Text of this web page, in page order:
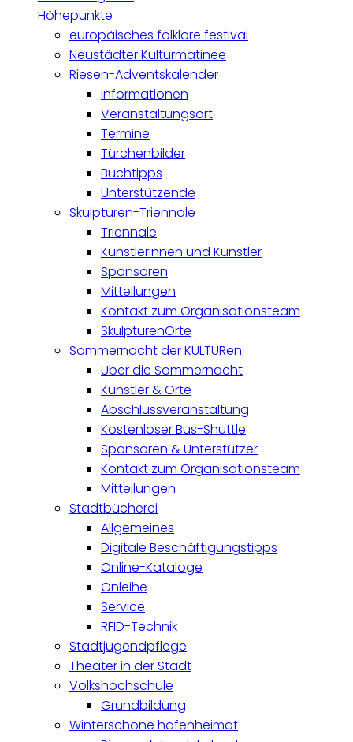
Höhepunkte
europäisches folklore festival
Neustädter Kulturmatinee
Riesen-Adventskalender
Informationen
Veranstaltungsort
Termine
Türchenbilder
Buchtipps
Unterstützende
Skulpturen-Triennale
Triennale
Künstlerinnen und Künstler
Sponsoren
Mitteilungen
Kontakt zum Organisationsteam
SkulpturenOrte
Sommernacht der KULTURen
Über die Sommernacht
Künstler & Orte
Abschlussveranstaltung
Kostenloser Bus-Shuttle
Sponsoren & Unterstützer
Kontakt zum Organisationsteam
Mitteilungen
Stadtbücherei
Allgemeines
Digitale Beschäftigungstipps
Online-Kataloge
Onleihe
Service
RFID-Technik
Stadtjugendpflege
Theater in der Stadt
Volkshochschule
Grundbildung
Winterschöne hafenheimat